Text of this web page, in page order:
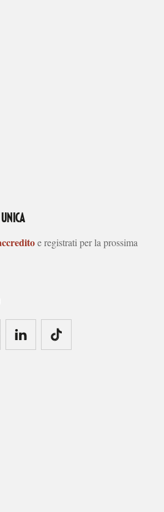
e registrati per la prossima